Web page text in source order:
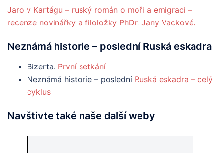
Jaro v Kartágu – ruský román o moři a emigraci –
recenze novinářky a filoložky PhDr. Jany Vackové.
Neznámá historie – poslední Ruská eskadra
Bizerta. První setkání
Neznámá historie – poslední Ruská eskadra – celý
cyklus
Navštivte také naše další weby